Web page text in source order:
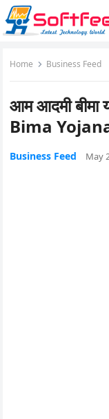
Home Business Feed
आम आदमी
Bima
Business Feed May